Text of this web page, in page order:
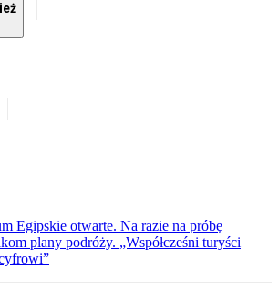
Egipskie otwarte. Na razie na próbę
plany podróży. „Współcześni turyści